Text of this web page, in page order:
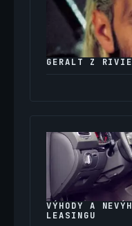
GERALT Z
VÝHODY A
LEASINGU